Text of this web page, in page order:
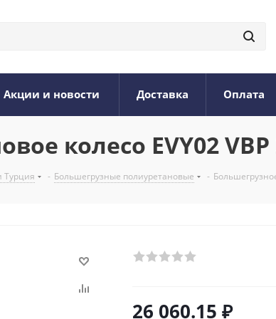
Акции и новости Доставка Оплата
колесо EVY02
Турция - Большегрузные полиуретановые -
26 060.15 ₽